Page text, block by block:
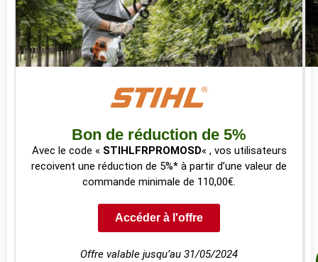
Bon de réduction de 5%
Avec le code « STIHLFRPROMOSD« , vos utilisateurs
recoivent une réduction de 5%* à partir d’une valeur de
commande minimale de 110,00€.
Accéder à l'offre
Offre valable jusqu’au 31/05/2024